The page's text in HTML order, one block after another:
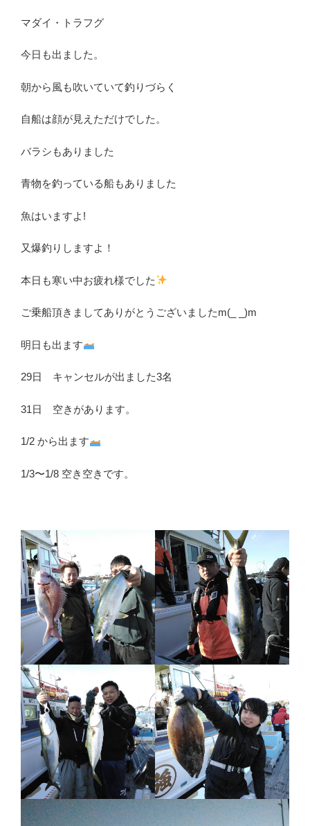
マダイ・トラフグ
今日も出ました。
朝から風も吹いていて釣りづらく
自船は顔が見えただけでした。
バラシもありました
青物を釣っている船もありました
魚はいますよ!
又爆釣りしますよ！
本日も寒い中お疲れ様でした
ご乗船頂きましてありがとうございましたm(_ _)m
明日も出ます
29日 キャンセルが出ました3名
31日 空きがあります。
1/2 から出ます
1/3〜1/8 空き空きです。